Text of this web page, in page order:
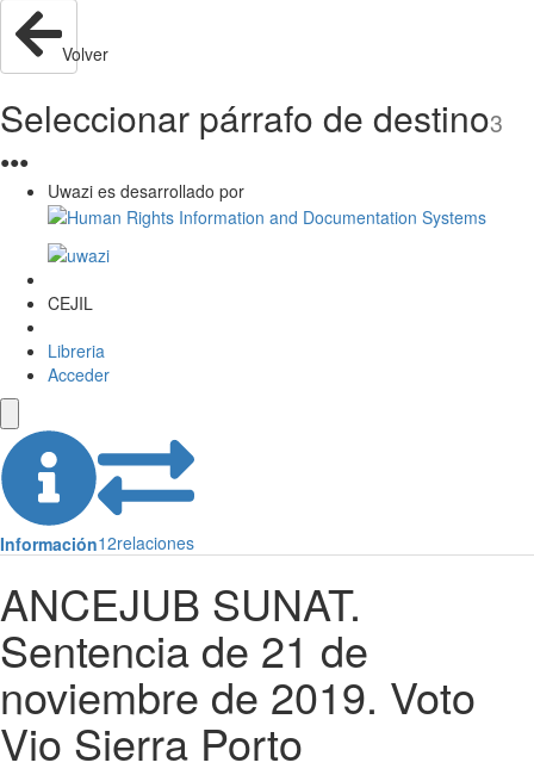
Volver
Seleccionar párrafo de destino3
●●●
Uwazi es desarrollado por
CEJIL
Libreria
Acceder
Información12relaciones
ANCEJUB SUNAT.
Sentencia de 21 de
noviembre de 2019. Voto
Vio Sierra Porto